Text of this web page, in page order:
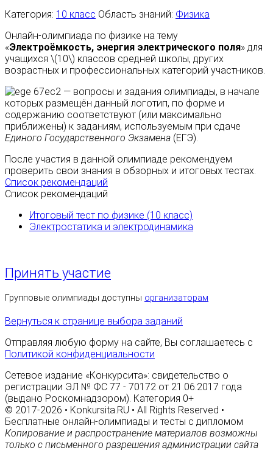
Категория: 10 класс Область знаний: Физика
Онлайн-олимпиада по физике на тему
«Электроёмкость, энергия электрического поля» для
учащихся \(10\) классов средней школы, других
возрастных и профессиональных категорий участников.
— вопросы и задания олимпиады, в начале
которых размещён данный логотип, по форме и
содержанию соответствуют (или максимально
приближены) к заданиям, используемым при сдаче
Единого Государственного Экзамена (ЕГЭ).
После участия в данной олимпиаде рекомендуем
проверить свои знания в обзорных и итоговых тестах.
Список рекомендаций
Список рекомендаций
Итоговый тест по физике (10 класс)
Электростатика и электродинамика
Принять участие
Групповые олимпиады доступны организаторам
Вернуться к странице выбора заданий
Отправляя любую форму на сайте, Вы соглашаетесь с
Политикой конфиденциальности
Сетевое издание «Конкурсита»: свидетельство о
регистрации ЭЛ № ФС 77 - 70172 от 21.06.2017 года
(выдано Роскомнадзором). Категория 0+
© 2017-2026 • Konkursita.RU • All Rights Reserved •
Бесплатные онлайн-олимпиады и тесты с дипломом
Копирование и распространение материалов возможны
только с письменного разрешения администрации сайта